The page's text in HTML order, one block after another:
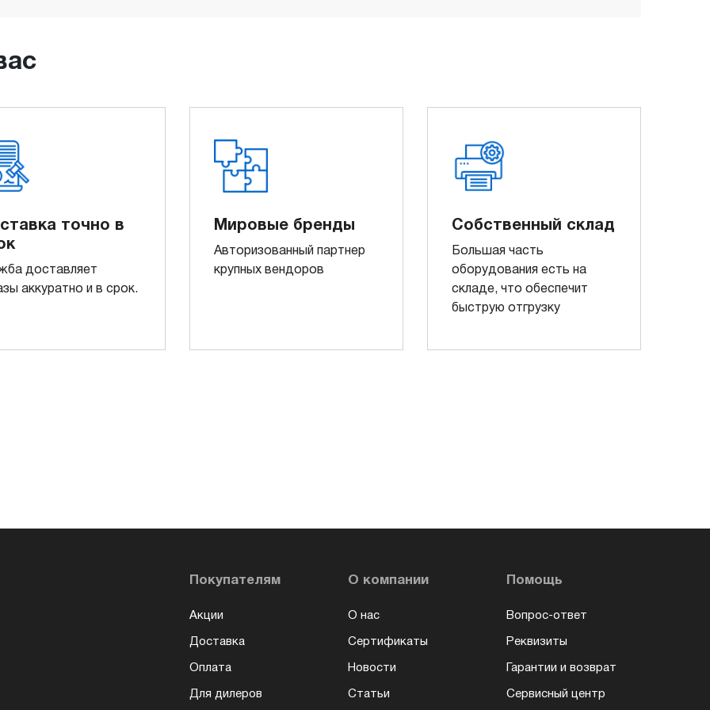
точно в
доставляет
аккуратно и в срок.
Мировые бренды
Авторизованный партнер
крупных вендоров
Собственный склад
Большая часть
оборудования есть на
складе, что обеспечит
быструю отгрузку
Покупателям
Акции
Доставка
Оплата
Для дилеров
О компании
О нас
Сертификаты
Новости
Статьи
Помощь
Вопрос-ответ
Реквизиты
Гарантии и возврат
Сервисный центр